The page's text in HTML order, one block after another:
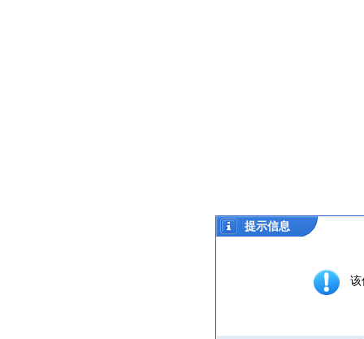
提示信息
该